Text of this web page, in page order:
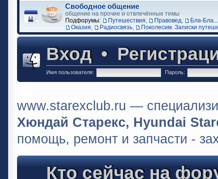
Свободное общение
общение на прочие и отвлечённые темы
Подфорумы:
Путешествия, Правовед,
Бла-Бла...
Оказия, Радиосвязь, Поколесим. Записки
Вход•
Имя пользователя: Пароль:
www.starexclub.ru —
Хюндай Старекс, Hyundai
помощь, ремонт и запчасти -
Кто сейчас на